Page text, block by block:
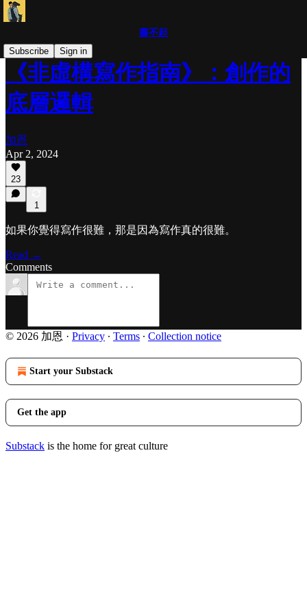
書不起
Subscribe
Sign in
《非虛構寫作指南》：創作的
底層邏輯
加恩
Apr 2, 2024
23
1
如果你覺得寫作很難，那是因為寫作真的很難。
Read →
Comments
© 2026 加恩 · Privacy ∙ Terms ∙ Collection notice
Start your Substack
Get the app
Substack is the home for great culture